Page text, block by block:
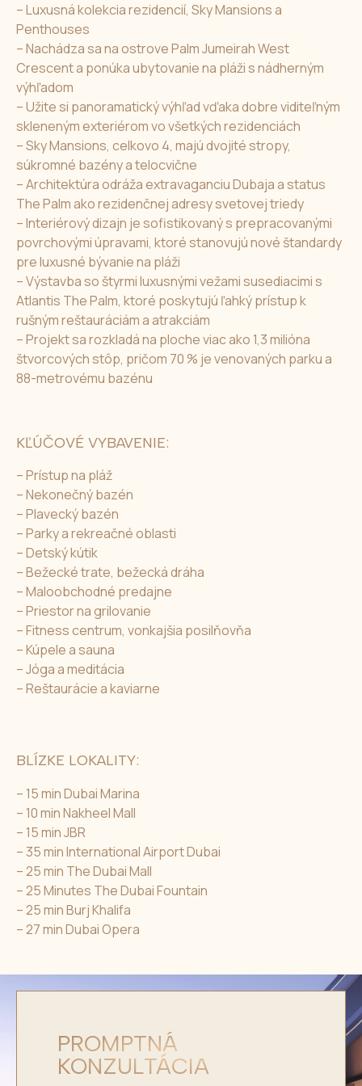
– Luxusná kolekcia rezidencií, Sky Mansions a
Penthouses
– Nachádza sa na ostrove Palm Jumeirah West
Crescent a ponúka ubytovanie na pláži s nádherným
výhľadom
– Užite si panoramatický výhľad vďaka dobre viditeľným
skleneným exteriérom vo všetkých rezidenciách
– Sky Mansions, celkovo 4, majú dvojité stropy,
súkromné bazény a telocvične
– Architektúra odráža extravaganciu Dubaja a status
The Palm ako rezidenčnej adresy svetovej triedy
– Interiérový dizajn je sofistikovaný s prepracovanými
povrchovými úpravami, ktoré stanovujú nové štandardy
pre luxusné bývanie na pláži
– Výstavba so štyrmi luxusnými vežami susediacimi s
Atlantis The Palm, ktoré poskytujú ľahký prístup k
rušným reštauráciám a atrakciám
– Projekt sa rozkladá na ploche viac ako 1,3 milióna
štvorcových stôp, pričom 70 % je venovaných parku a
88-metrovému bazénu
KĽÚČOVÉ VYBAVENIE:
– Prístup na pláž
– Nekonečný bazén
– Plavecký bazén
– Parky a rekreačné oblasti
– Detský kútik
– Bežecké trate, bežecká dráha
– Maloobchodné predajne
– Priestor na grilovanie
– Fitness centrum, vonkajšia posilňovňa
– Kúpele a sauna
– Jóga a meditácia
– Reštaurácie a kaviarne
BLÍZKE LOKALITY:
– 15 min Dubai Marina
– 10 min Nakheel Mall
– 15 min JBR
– 35 min International Airport Dubai
– 25 min The Dubai Mall
– 25 Minutes The Dubai Fountain
– 25 min Burj Khalifa
– 27 min Dubai Opera
PROMPTNÁ
KONZULTÁCIA